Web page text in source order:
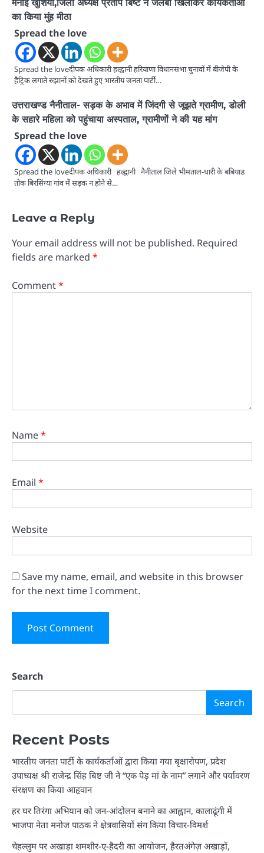
का किया मुंह मीठा
Spread the love
Spread the loveदीपक अधिकारी हल्द्वानी हरियाणा विधानसभा चुनावों में बीजेपी के
हैट्रिक लगाते रुझानों को देखते हुए भारतीय जनता पार्टी…
उत्तराखण्ड नैनीताल- सड़क के अभाव में जिंदगी से जूझते ग्रामीण, डोली
के सहारे महिला को पहुंचाया अस्पताल, ग्रामीणों ने की यह मांग
Spread the love
Spread the loveदीपक अधिकारी हल्द्वानी नैनीताल जिले भीमताल-धारी के बबियाड
तोक बिरसिंग्या गांव में सड़क न होने से…
Leave a Reply
Your email address will not be published. Required
fields are marked *
Comment*
Name*
Email *
Website
Save my name, email, and website in this browser
for the next time I comment.
Search
Search
Recent Posts
भारतीय जनता पार्टी के कार्यकर्ताओं द्वारा किया गया बृक्षारोपण, प्रदेश
उपाध्यक्ष श्री राजेन्द्र सिंह बिष्ट जी ने “एक पेड़ मां के नाम” लगाने और पर्यावरण
संरक्षण का किया आहृवान
हर घर तिरंगा अभियान को जन-आंदोलन बनाने का आह्वान, कालाढूंगी में
भाजपा नेता मनोज पाठक ने क्षेत्रवासियों संग किया विचार-विमर्श
चेहल्लुम पर अखाड़ा शमशीर-ए-हैदरी का आयोजन, हैरतअंगेज़ अखाड़ों,